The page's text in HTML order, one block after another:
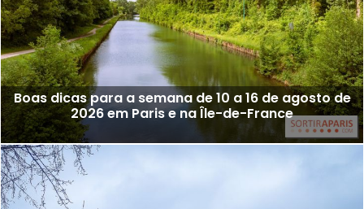
Boas dicas para a semana de 10 a 16 de agosto de
2026 em Paris e na Île-de-France